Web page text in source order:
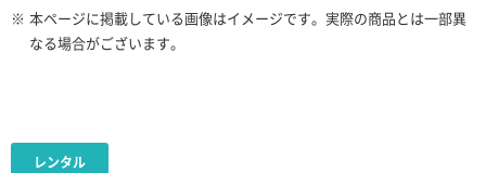
※ 本ページに掲載している画像はイメージです。実際の商品とは一部異
なる場合がございます。